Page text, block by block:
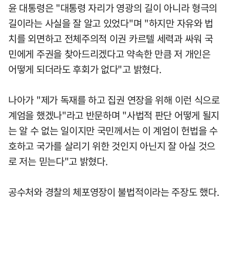
윤 대통령은 "대통령 자리가 영광의 길이 아니라 형극의
길이라는 사실을 잘 알고 있었다"며 "하지만 자유와 법
치를 외면하고 전체주의적 이권 카르텔 세력과 싸워 국
민에게 주권을 찾아드리겠다고 약속한 만큼 저 개인은
어떻게 되더라도 후회가 없다"고 밝혔다.
나아가 "제가 독재를 하고 집권 연장을 위해 이런 식으로
계엄을 했겠나"라고 반문하며 "사법적 판단 어떻게 될지
는 알 수 없는 일이지만 국민께서는 이 계엄이 헌법을 수
호하고 국가를 살리기 위한 것인지 아닌지 잘 아실 것으
로 저는 믿는다"고 밝혔다.
공수처와 경찰의 체포영장이 불법적이라는 주장도 했다.